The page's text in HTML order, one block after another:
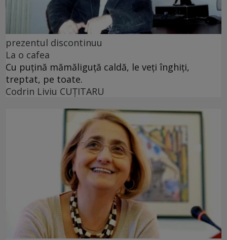
prezentul discontinuu
La o cafea
Cu puţină mămăliguţă caldă, le veţi înghiţi,
treptat, pe toate.
Codrin Liviu CUŢITARU